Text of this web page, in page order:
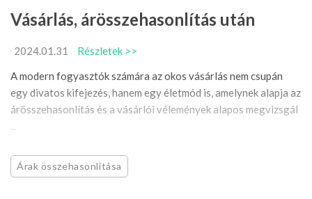
Vásárlás, árösszehasonlítás után
2024.01.31
Részletek >>
A modern fogyasztók számára az okos vásárlás nem csupán
egy divatos kifejezés, hanem egy életmód is, amelynek alapja az
árösszehasonlítás és a vásárlói vélemények alapos megvizsgál
...
Árak összehasonlítása